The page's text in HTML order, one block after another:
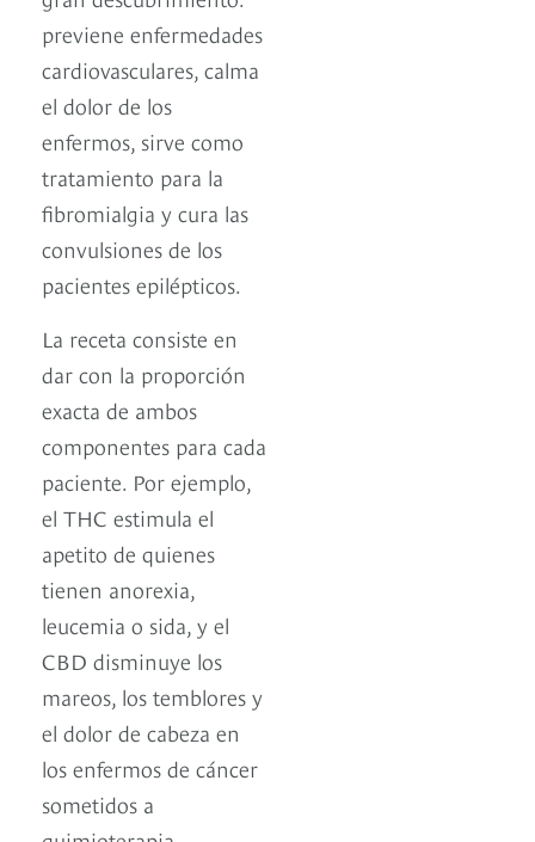
previene enfermedades
cardiovasculares, calma
el dolor de los
enfermos, sirve como
tratamiento para la
fibromialgia y cura las
convulsiones de los
pacientes epilépticos.
La receta consiste en
dar con la proporción
exacta de ambos
componentes para cada
paciente. Por ejemplo,
el THC estimula el
apetito de quienes
tienen anorexia,
leucemia o sida, y el
CBD disminuye los
mareos, los temblores y
el dolor de cabeza en
los enfermos de cáncer
sometidos a